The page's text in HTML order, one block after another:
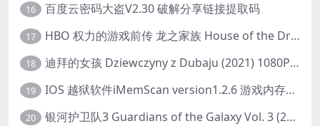
16 百度云密码大盗V2.30 破解分享链接提取码
17 HBO 权力的游戏前传 龙之家族 House of the Dragon (2022) 中字 1080P 更新4集
18 迪拜的女孩 Dziewczyny z Dubaju (2021) 1080P 中字
19 IOS 越狱软件iMemScan version1.2.6 游戏内存修改器
20 银河护卫队3 Guardians of the Galaxy Vol. 3 (2023)4K高清资源1080p只分享精品